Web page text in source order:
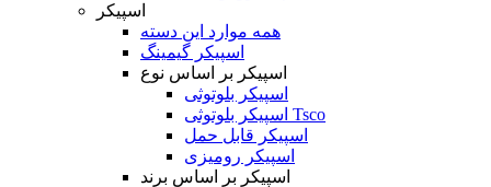
اسپیکر
همه موارد این دسته
اسپیکر گیمینگ
اسپیکر بر اساس نوع
اسپیکر بلوتوثی
اسپیکر بلوتوثی Tsco
اسپیکر قابل حمل
اسپیکر رومیزی
اسپیکر بر اساس برند